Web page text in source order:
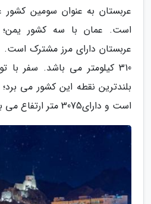
عربستان به عنوان سومین
است. عمان با سه کشور یمن؛
عربستان دارای مرز مشترک
310 کیلومتر می باشد. سفر
بلندترین نقطه این کشور می
است و دارای3075 متر ارتفاع می باشد.